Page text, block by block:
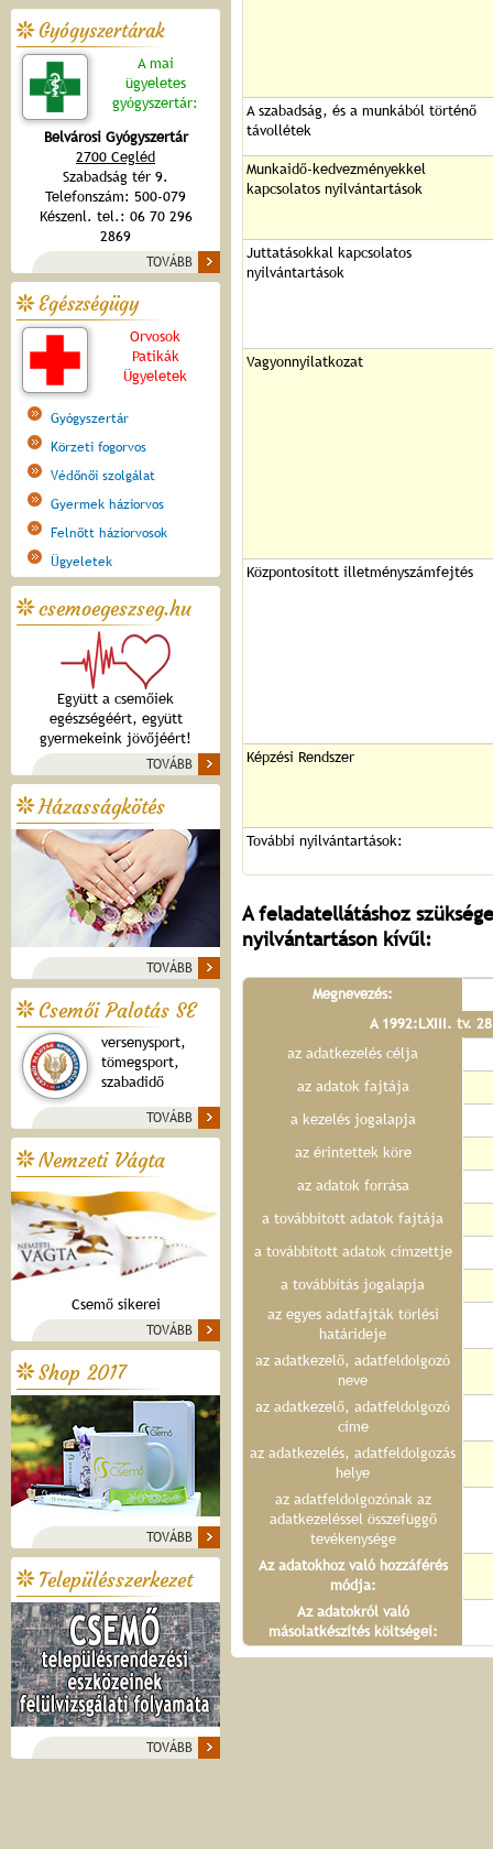
Gyógyszertárak
A mai
ügyeletes
gyógyszertár:
Belvárosi Gyógyszertár
2700 Cegléd
Szabadság tér 9.
Telefonszám: 500-079
Készenl. tel.: 06 70 296
2869
TOVÁBB
Egészségügy
Orvosok
Patikák
Ügyeletek
Gyógyszertár
Körzeti fogorvos
Védőnői szolgálat
Gyermek háziorvos
Felnőtt háziorvosok
Ügyeletek
csemoegeszseg.hu
Együtt a csemőiek
egészségéért, együtt
gyermekeink jövőjéért!
TOVÁBB
Házasságkötés
TOVÁBB
Csemői Palotás SE
versenysport,
tömegsport,
szabadidő
TOVÁBB
Nemzeti Vágta
Csemő sikerei
TOVÁBB
Shop 2017
TOVÁBB
Településszerkezet
TOVÁBB
A szabadság, és a munkából történő
távollétek
Munkaidő-kedvezményekkel
kapcsolatos nyilvántartások
Juttatásokkal kapcsolatos
nyilvántartások
Vagyonnyilatkozat
Központosított illetményszámfejtés
Képzési Rendszer
További nyilvántartások:
A feladatellátáshoz
nyilvántartáson kívűl:
Megnevezés:
A 1992:LXIII. tv.
az adatkezelés célja
az adatok fajtája
a kezelés jogalapja
az érintettek köre
az adatok forrása
a továbbított adatok fajtája
a továbbított adatok címzettje
a továbbítás jogalapja
az egyes adatfajták törlési
határideje
az adatkezelő, adatfeldolgozó
neve
az adatkezelő, adatfeldolgozó
címe
az adatkezelés, adatfeldolgozás
helye
az adatfeldolgozónak az
adatkezeléssel összefüggő
tevékenysége
Az adatokhoz való hozzáférés
módja:
Az adatokról való
másolatkészítés költségei: